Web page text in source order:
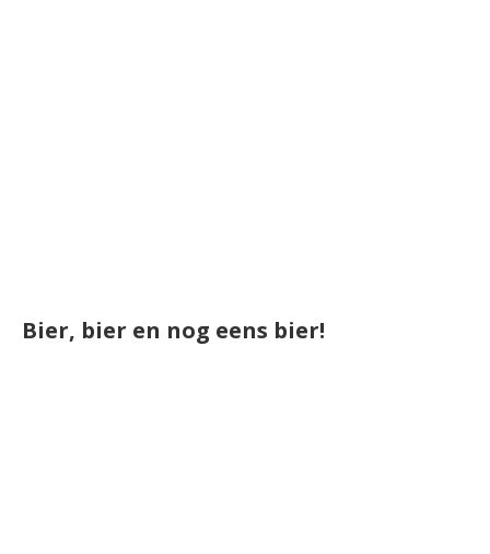
Bier, bier en nog eens bier!